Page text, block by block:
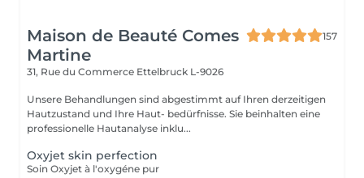
Maison de Beauté Comes
Martine
157
31, Rue du Commerce Ettelbruck L-9026
Unsere Behandlungen sind abgestimmt auf Ihren derzeitigen
Hautzustand und Ihre Haut- bedürfnisse. Sie beinhalten eine
professionelle Hautanalyse inklu...
Oxyjet skin perfection
Soin Oxyjet à l'oxygéne pur